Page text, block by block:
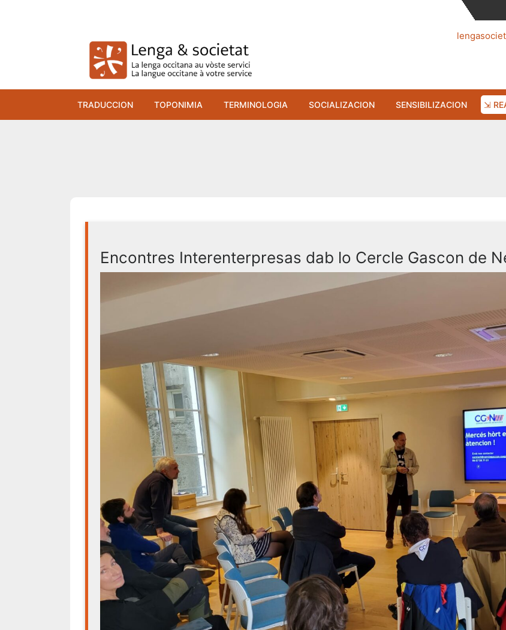
TRADUCCION TOPONIMIA TERMINOLOGIA SOCIALIZACION SENSIBILIZACION ⇲
Encontres Interenterpresas dab lo Cercle Gascon de